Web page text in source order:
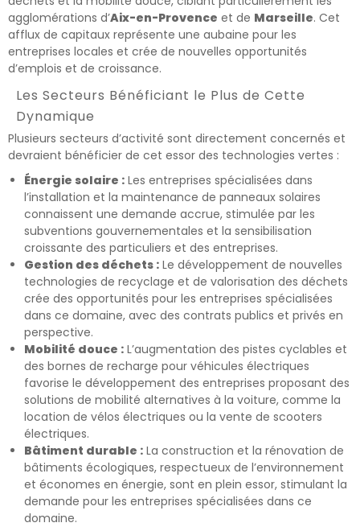
agglomérations d’Aix-en-Provence et de Marseille. Cet
afflux de capitaux représente une aubaine pour les
entreprises locales et crée de nouvelles opportunités
d’emplois et de croissance.
Les Secteurs Bénéficiant le Plus de Cette
Dynamique
Plusieurs secteurs d’activité sont directement concernés et
devraient bénéficier de cet essor des technologies vertes :
Énergie solaire : Les entreprises spécialisées dans
l’installation et la maintenance de panneaux solaires
connaissent une demande accrue, stimulée par les
subventions gouvernementales et la sensibilisation
croissante des particuliers et des entreprises.
Gestion des déchets : Le développement de nouvelles
technologies de recyclage et de valorisation des déchets
crée des opportunités pour les entreprises spécialisées
dans ce domaine, avec des contrats publics et privés en
perspective.
Mobilité douce : L’augmentation des pistes cyclables et
des bornes de recharge pour véhicules électriques
favorise le développement des entreprises proposant des
solutions de mobilité alternatives à la voiture, comme la
location de vélos électriques ou la vente de scooters
électriques.
Bâtiment durable : La construction et la rénovation de
bâtiments écologiques, respectueux de l’environnement
et économes en énergie, sont en plein essor, stimulant la
demande pour les entreprises spécialisées dans ce
domaine.